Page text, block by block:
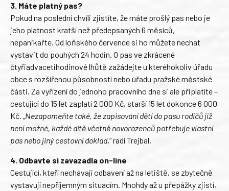
3. Máte platný pas?
Pokud na poslední chvíli zjistíte, že máte prošlý pas nebo je
jeho platnost kratší než předepsaných 6 měsíců,
nepanikařte. Od loňského července si ho můžete nechat
vystavit do pouhých 24 hodin. O pas ve zkrácené
čtyřiadvacetihodinové lhůtě zažádejte u kteréhokoliv úřadu
obce s rozšířenou působností nebo úřadu pražské městské
části. Za vyřízení do jednoho pracovního dne si ale připlatíte –
cestující do 15 let zaplatí 2 000 Kč, starší 15 let dokonce 6 000
Kč. „Nezapomeňte také, že zapisování dětí do pasu rodičů již
není možné, každé dítě včetně novorozenců potřebuje vlastní
pas nebo jiný cestovní doklad,“ radí Trejbal.
4. Odbavte si zavazadla on-line
Cestující, kteří nechávají odbavení až na letiště, se zbytečně
vystavují nepříjemným situacím. Mnohdy až u přepážky zjistí,